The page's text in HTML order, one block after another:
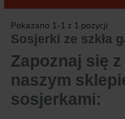
Pokazano 1-1 z 1 pozycji
Sosjerki ze szkła
Zapoznaj się
naszym
sosjerkami: